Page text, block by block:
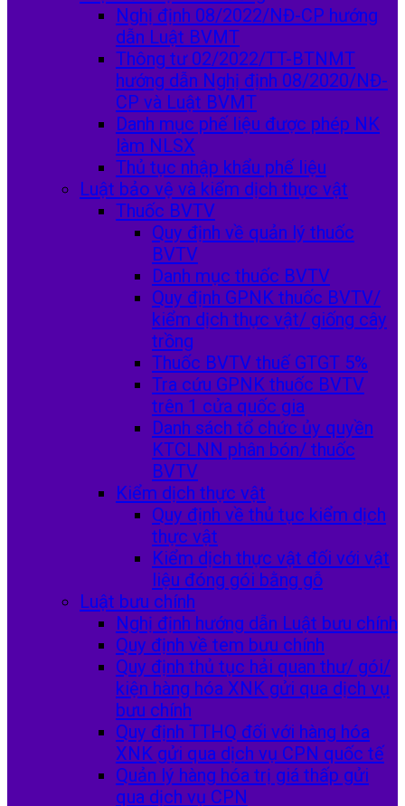
Nghị định 08/2022/NĐ-CP hướng
dẫn Luật BVMT
Thông tư 02/2022/TT-BTNMT
hướng dẫn Nghị định 08/2020/NĐ-
CP và Luật BVMT
Danh mục phế liệu được phép NK
làm NLSX
Thủ tục nhập khẩu phế liệu
Luật bảo vệ và kiểm dịch thực vật
Thuốc BVTV
Quy định về quản lý thuốc
BVTV
Danh mục thuốc BVTV
Quy định GPNK thuốc BVTV/
kiểm dịch thực vật/ giống cây
trồng
Thuốc BVTV thuế GTGT 5%
Tra cứu GPNK thuốc BVTV
trên 1 cửa quốc gia
Danh sách tổ chức ủy quyền
KTCLNN phân bón/ thuốc
BVTV
Kiểm dịch thực vật
Quy định về thủ tục kiểm dịch
thực vật
Kiểm dịch thực vật đối với vật
liệu đóng gói bằng gỗ
Luật bưu chính
Nghị định hướng dẫn Luật bưu chính
Quy định về tem bưu chính
Quy định thủ tục hải quan thư/ gói/
kiện hàng hóa XNK gửi qua dịch vụ
bưu chính
Quy định TTHQ đối với hàng hóa
XNK gửi qua dịch vụ CPN quốc tế
Quản lý hàng hóa trị giá thấp gửi
qua dịch vụ CPN